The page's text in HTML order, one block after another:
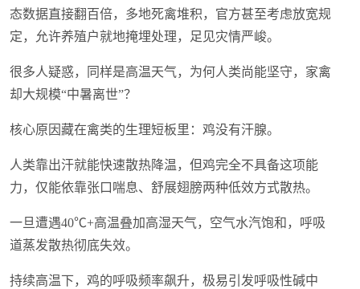
态数据直接翻百倍，多地死禽堆积，官方甚至考虑放宽规
定，允许养殖户就地掩埋处理，足见灾情严峻。
很多人疑惑，同样是高温天气，为何人类尚能坚守，家禽
却大规模“中暑离世”？
核心原因藏在禽类的生理短板里：鸡没有汗腺。
人类靠出汗就能快速散热降温，但鸡完全不具备这项能
力，仅能依靠张口喘息、舒展翅膀两种低效方式散热。
一旦遭遇40℃+高温叠加高湿天气，空气水汽饱和，呼吸
道蒸发散热彻底失效。
持续高温下，鸡的呼吸频率飙升，极易引发呼吸性碱中